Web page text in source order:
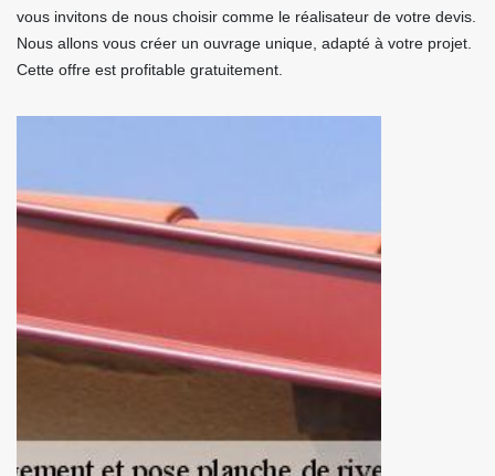
vous invitons de nous choisir comme le réalisateur de votre devis.
Nous allons vous créer un ouvrage unique, adapté à votre projet.
Cette offre est profitable gratuitement.